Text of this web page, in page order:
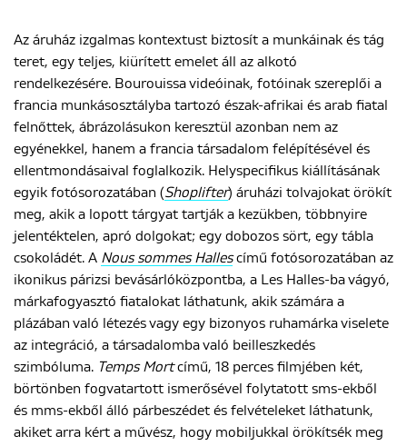
Az áruház izgalmas kontextust biztosít a munkáinak és tág
teret, egy teljes, kiürített emelet áll az alkotó
rendelkezésére. Bourouissa videóinak, fotóinak szereplői a
francia munkásosztályba tartozó észak-afrikai és arab fiatal
felnőttek, ábrázolásukon keresztül azonban nem az
egyénekkel, hanem a francia társadalom felépítésével és
ellentmondásaival foglalkozik. Helyspecifikus kiállításának
egyik fotósorozatában (Shoplifter) áruházi tolvajokat örökít
meg, akik a lopott tárgyat tartják a kezükben, többnyire
jelentéktelen, apró dolgokat; egy dobozos sört, egy tábla
csokoládét. A Nous sommes Hallescímű fotósorozatában az
ikonikus párizsi bevásárlóközpontba, a Les Halles-ba vágyó,
márkafogyasztó fiatalokat láthatunk, akik számára a
plázában való létezés vagy egy bizonyos ruhamárka viselete
az integráció, a társadalomba való beilleszkedés
szimbóluma. Temps Mortcímű, 18 perces filmjében két,
börtönben fogvatartott ismerősével folytatott sms-ekből
és mms-ekből álló párbeszédet és felvételeket láthatunk,
akiket arra kért a művész, hogy mobiljukkal örökítsék meg